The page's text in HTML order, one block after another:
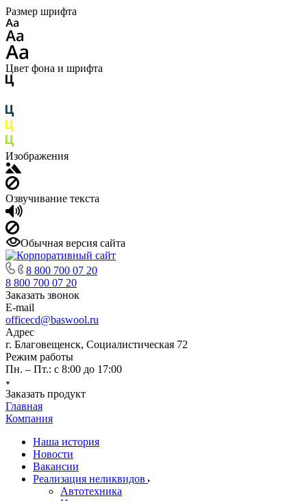
Размер шрифта
Цвет фона и шрифта
Изображения
Озвучивание текста
Обычная версия сайта
8 800 700 07 20
8 800 700 07 20
Заказать звонок
E-mail
officecd@baswool.ru
Адрес
г. Благовещенск, Социалистическая 72
Режим работы
Пн. – Пт.: с 8:00 до 17:00
Заказать продукт
Главная
Компания
Наша история
Новости
Вакансии
Реализация неликвидов
Автотехника